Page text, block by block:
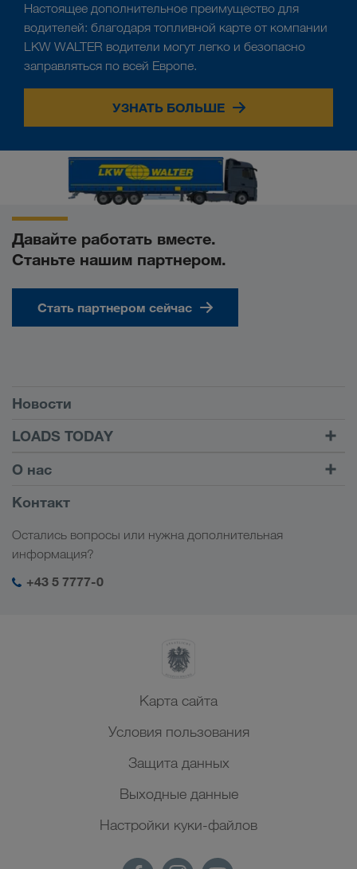
Настоящее дополнительное преимущество для
водителей: благодаря топливной карте от компании
LKW WALTER водители могут легко и безопасно
заправляться по всей Европе.
УЗНАТЬ БОЛЬШЕ
Давайте работать вместе.
Станьте нашим партнером.
Стать партнером сейчас
Условия
Новости
LOADS TODAY
Найти груз на
LOADS TODAY
Узнать больше
Войти в учетную запись
О нас
Информация о компании
Менеджмент SHEQ
Контакт
Остались вопросы или нужна дополнительная
информация?
+43 5 7777-0
Карта сайта
Условия пользования
Защита данных
Выходные данные
Настройки куки-файлов